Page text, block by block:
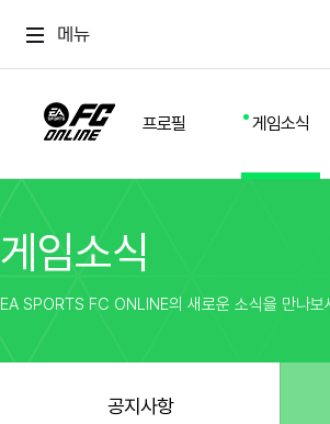
메뉴
프로필 게임소식
스쿼드
경기 기록
커뮤니티
방명록
설정
업데이트
유저 가이드
게임소식
EA SPORTS FC ONLINE의 새로운 소식을 만나보
공지사항